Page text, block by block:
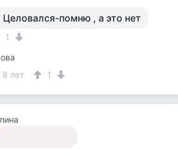
помню , а это нет
1
8 лет 1